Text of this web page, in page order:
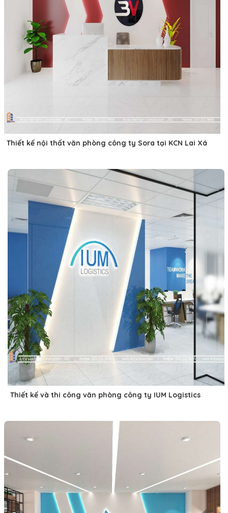
Thiết kế nội thất văn phòng công ty Sora tại KCN Lai Xá
Thiết kế và thi công văn phòng công ty IUM Logistics